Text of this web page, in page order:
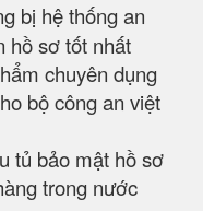
bị hệ thống an
hồ sơ tốt nhất
chuyên dụng
bộ công an việt
tủ bảo mật hồ sơ
trong nước